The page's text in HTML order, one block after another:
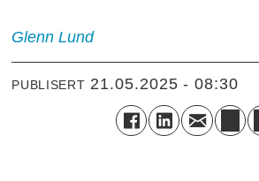
Glenn Lund
PUBLISERT 21.05.2025 - 08:30